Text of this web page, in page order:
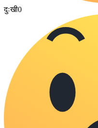
दुःखी0